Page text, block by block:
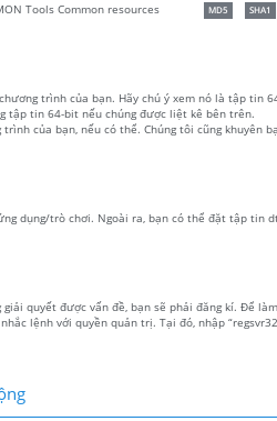
Tools Common resources MD5 SHA1
trình của bạn. Hãy chú ý xem nó là tập tin
tập tin 64-bit nếu chúng được liệt kê bên trên.
của bạn, nếu có thể. Chúng tôi cũng khuyên
dụng/trò chơi. Ngoài ra, bạn có thể đặt tập tin
quyết được vấn đề, bạn sẽ phải đăng kí. Để
lệnh với quyền quản trị. Tại đó, nhập